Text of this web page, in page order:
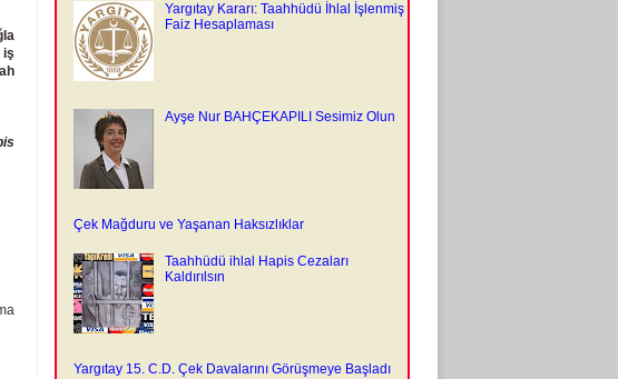
iş
Yargıtay Kararı: Taahhüdü İhlal İşlenmiş
Faiz Hesaplaması
Ayşe Nur BAHÇEKAPILI Sesimiz Olun
Çek Mağduru ve Yaşanan Haksızlıklar
Taahhüdü ihlal Hapis Cezaları
Kaldırılsın
Yargıtay 15. C.D. Çek Davalarını Görüşmeye Başladı